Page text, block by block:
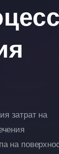
затрат на
на